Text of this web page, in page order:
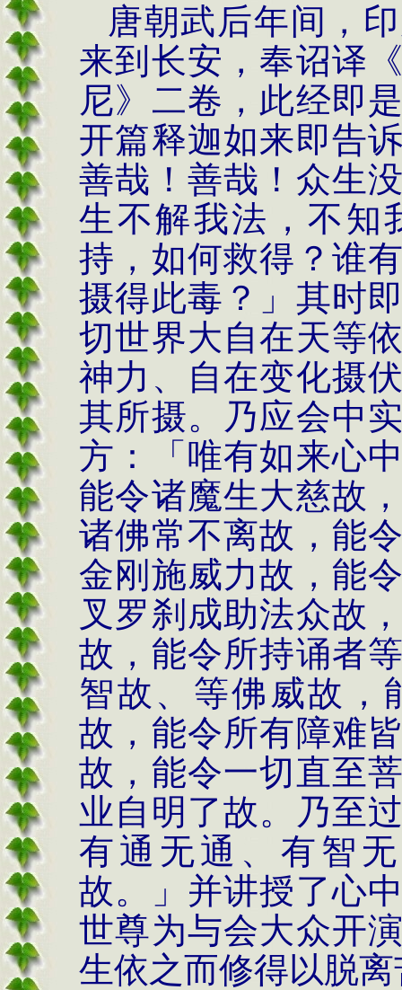
唐朝武后年间，
来到长安，奉诏译
尼》二卷，此经即
开篇释迦如来即告
善哉！善哉！众生
生不解我法，不知
持，如何救得？谁
摄得此毒？」其时
切世界大自在天等
神力、自在变化摄
其所摄。乃应会中
方：「唯有如来心
能令诸魔生大慈故
诸佛常不离故，能
金刚施威力故，能
叉罗刹成助法众故
故，能令所持诵者
智故、等佛威故，
故，能令所有障难
故，能令一切直至
业自明了故。乃至
有通无通、有智
故。」并讲授了心
世尊为与会大众开
生依之而修得以脱